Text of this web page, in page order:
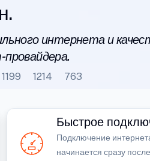
интернета и
1199 1214 763
Быстрое
Подключение
начинается сразу после